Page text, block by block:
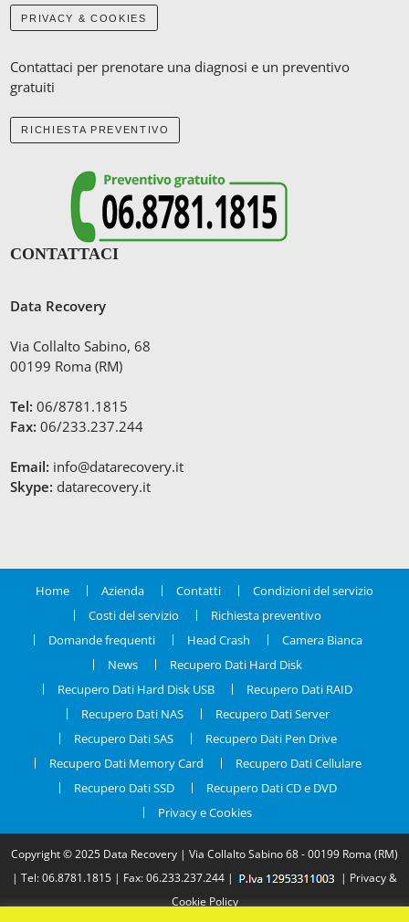
PRIVACY & COOKIES
Contattaci per prenotare una diagnosi e un preventivo
gratuiti
RICHIESTA PREVENTIVO
CONTATTACI
Data Recovery
Via Collalto Sabino, 68
00199 Roma (RM)
Tel: 06/8781.1815
Fax: 06/233.237.244
Email: info@datarecovery.it
Skype: datarecovery.it
Home Azienda Contatti
Condizioni del servizio
Costi del servizio
Richiesta preventivo
Domande frequenti
Head Crash
Camera Bianca
News
Recupero Dati Hard Disk
Recupero Dati Hard Disk USB
Recupero Dati RAID
Recupero Dati NAS
Recupero Dati Server
Recupero Dati SAS
Recupero Dati Pen Drive
Recupero Dati Memory Card
Recupero Dati Cellulare
Recupero Dati SSD
Recupero Dati CD e DVD
Privacy e Cookies
Copyright © 2025 Data Recovery | Via Collalto Sabino 68 - 00199 Roma (RM)
| Tel: 06.8781.1815 | Fax: 06.233.237.244 | | Privacy &
Cookie Policy